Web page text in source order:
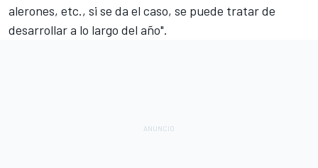
alerones, etc., si se da el caso, se puede tratar de
desarrollar a lo largo del año".